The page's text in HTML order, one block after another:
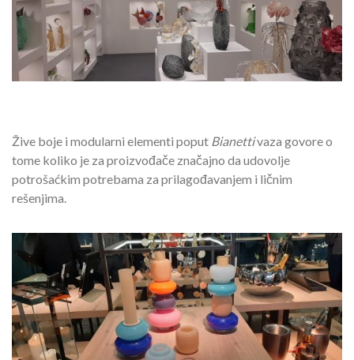
Žive boje i modularni elementi poput Bianettivaza govore o
tome koliko je za proizvođače značajno da udovolje
potrošaćkim potrebama za prilagođavanjem i ličnim
rešenjima.